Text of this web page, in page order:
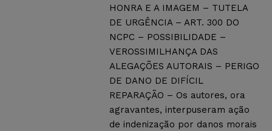
HONRA E A IMAGEM – TUTELA
DE URGÊNCIA – ART. 300 DO
NCPC – POSSIBILIDADE –
VEROSSIMILHANÇA DAS
ALEGAÇÕES AUTORAIS – PERIGO
DE DANO DE DIFÍCIL
REPARAÇÃO – Os autores, ora
agravantes, interpuseram ação
de indenização por danos morais